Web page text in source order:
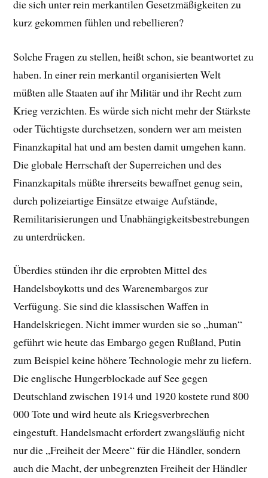
die sich unter rein merkantilen Gesetzmäßigkeiten zu
kurz gekommen fühlen und rebellieren?
Solche Fragen zu stellen, heißt schon, sie beantwortet zu
haben. In einer rein merkantil organisierten Welt
müßten alle Staaten auf ihr Militär und ihr Recht zum
Krieg verzichten. Es würde sich nicht mehr der Stärkste
oder Tüchtigste durchsetzen, sondern wer am meisten
Finanzkapital hat und am besten damit umgehen kann.
Die globale Herrschaft der Superreichen und des
Finanzkapitals müßte ihrerseits bewaffnet genug sein,
durch polizeiartige Einsätze etwaige Aufstände,
Remilitarisierungen und Unabhängigkeitsbestrebungen
zu unterdrücken.
Überdies stünden ihr die erprobten Mittel des
Handelsboykotts und des Warenembargos zur
Verfügung. Sie sind die klassischen Waffen in
Handelskriegen. Nicht immer wurden sie so „human“
geführt wie heute das Embargo gegen Rußland, Putin
zum Beispiel keine höhere Technologie mehr zu liefern.
Die englische Hungerblockade auf See gegen
Deutschland zwischen 1914 und 1920 kostete rund 800
000 Tote und wird heute als Kriegsverbrechen
eingestuft. Handelsmacht erfordert zwangsläufig nicht
nur die „Freiheit der Meere“ für die Händler, sondern
auch die Macht, der unbegrenzten Freiheit der Händler